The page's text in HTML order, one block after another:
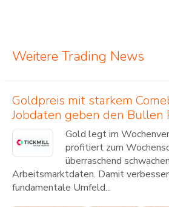
Weitere Trading News
Goldpreis mit starkem
Jobdaten geben den Bullen
Gold legt im
profitiert zum
überraschend
Arbeitsmarktdaten. Damit
fundamentale Umfeld...